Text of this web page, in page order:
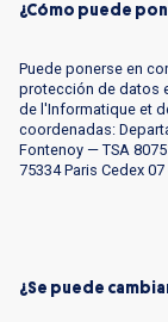
¿Cómo puede
Puede ponerse en
protección de datos
de l'Informatique et
coordenadas:
Fontenoy — TSA
75334 Paris Cedex
¿Se puede